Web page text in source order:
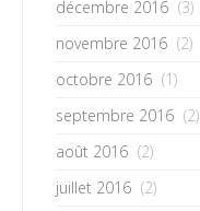
décembre 2016 (3)
novembre 2016 (2)
octobre 2016 (1)
septembre 2016 (2)
août 2016 (2)
juillet 2016 (2)